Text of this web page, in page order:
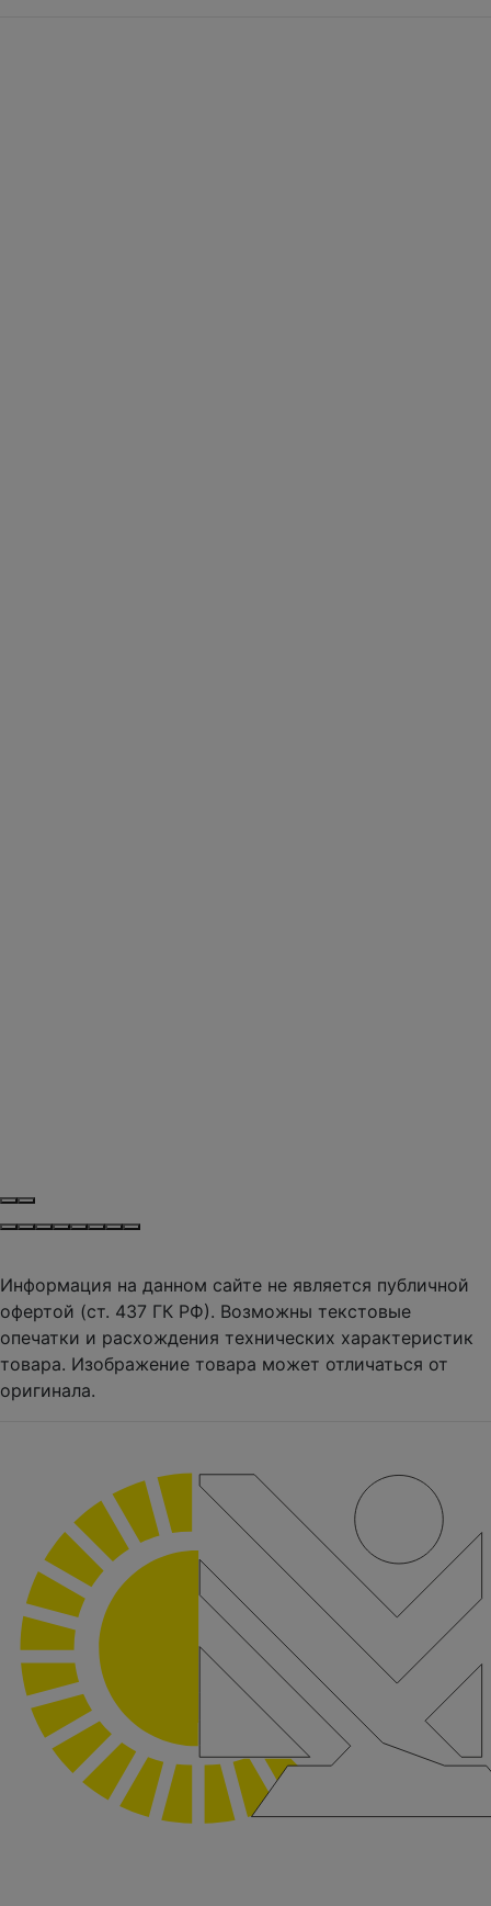
Информация на данном сайте не является публичной
офертой (ст. 437 ГК РФ). Возможны текстовые
опечатки и расхождения технических характеристик
товара. Изображение товара может отличаться от
оригинала.